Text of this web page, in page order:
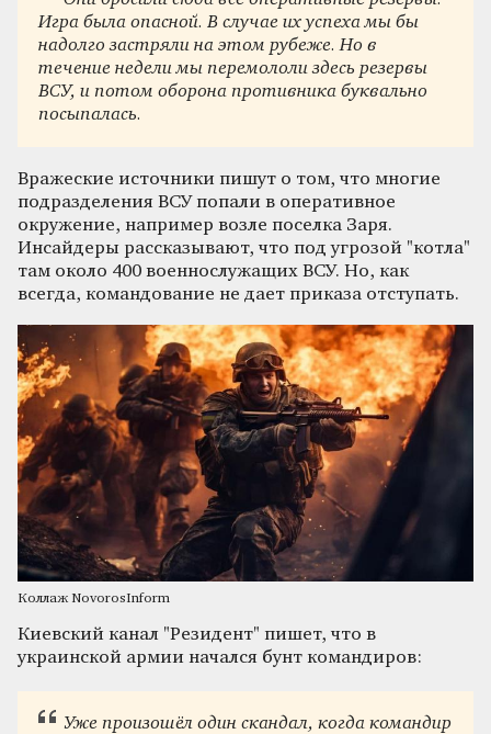
Игра была опасной. В случае их успеха мы бы
надолго застряли на этом рубеже. Но в
течение недели мы перемололи здесь резервы
ВСУ, и потом оборона противника буквально
посыпалась.
Вражеские источники пишут о том, что многие
подразделения ВСУ попали в оперативное
окружение, например возле поселка Заря.
Инсайдеры рассказывают, что под угрозой "котла"
там около 400 военнослужащих ВСУ. Но, как
всегда, командование не дает приказа отступать.
Коллаж NovorosInform
Киевский канал "Резидент" пишет, что в
украинской армии начался бунт командиров:
Уже произошёл один скандал, когда командир